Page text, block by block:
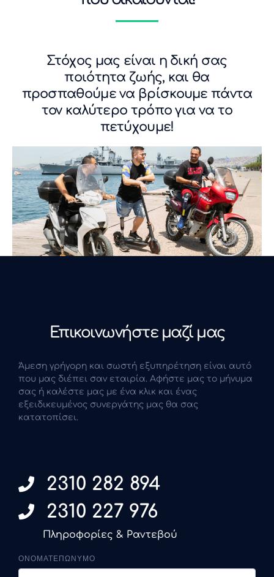
Στόχος μας είναι η δική σας
ποιότητα ζωής, και θα
προσπαθούμε να βρίσκουμε πάντα
τον καλύτερο τρόπο για να το
πετύχουμε!
Επικοινωνήστε μαζί μας
Άμεση γρήγορη και σωστή εξυπηρέτηση είναι αυτό
που μας διέπει σαν εταιρία. Αφήστε μας το μήνυμα
σας ή καλέστε μας με ένα κλικ και ένας
εξειδικευμένος συνεργάτης μας θα σας
κατατοπίσει.
2310 282 894
2310 227 976
Πληροφορίες & Ραντεβού
ΟΝΟΜΑΤΕΠΩΝΥΜΟ